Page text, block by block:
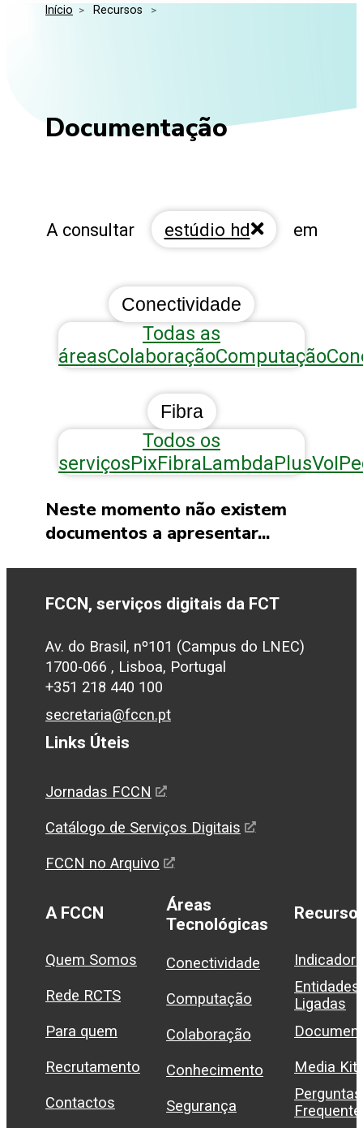
Media Kit
Perguntas Frequentes
Eventos
Início > Recursos >
Documentação
A consultar estúdio hd em
Conectividade
Todas as
áreasColaboraçãoComputação
Fibra
Todos os
serviçosPixFibraLambdaPlusVoIP
Neste momento não existem
documentos a apresentar...
FCCN, serviços digitais da FCT
Av. do Brasil, nº101 (Campus do LNEC)
1700-066 , Lisboa, Portugal
+351 218 440 100
secretaria@fccn.pt
Links Úteis
Jornadas FCCN
Catálogo de Serviços Digitais
FCCN no Arquivo
A FCCN
Quem Somos
Rede RCTS
Para quem
Recrutamento
Contactos
Áreas
Tecnológicas
Conectividade
Computação
Colaboração
Conhecimento
Segurança
Entidades
Ligadas
Media Kit
Perguntas